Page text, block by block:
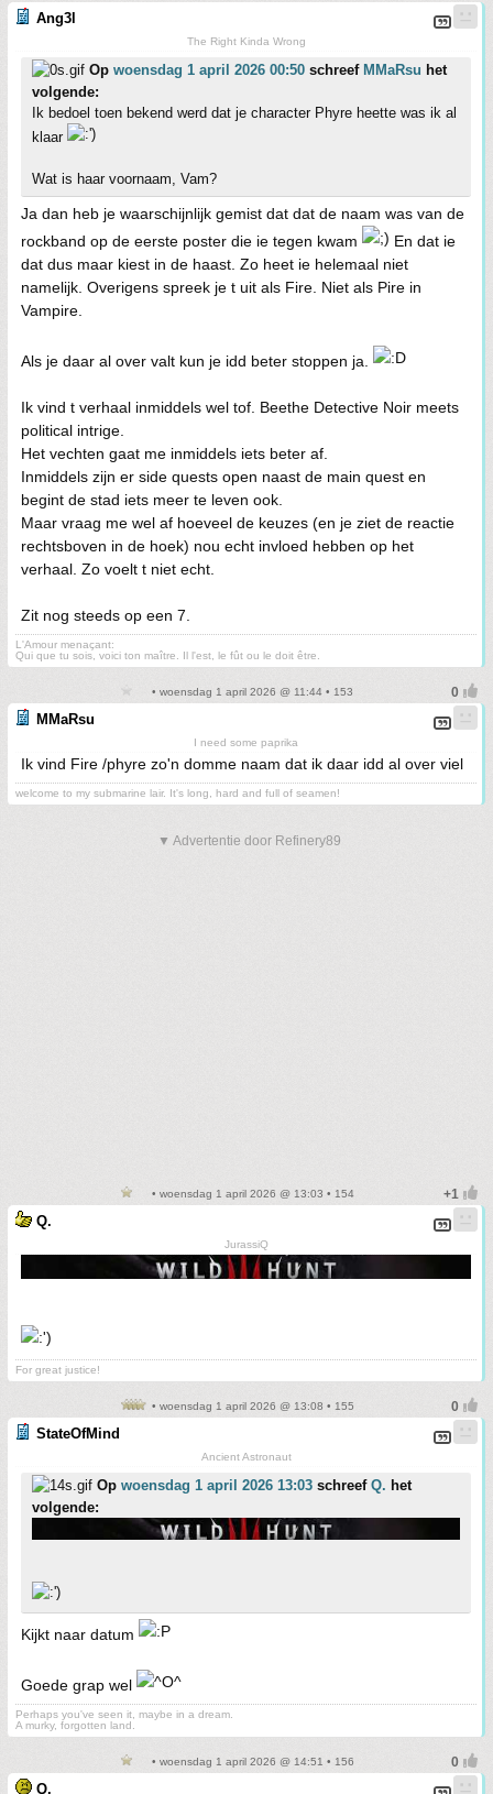
Ang3l
The Right Kinda Wrong
Op woensdag 1 april 2026 00:50 schreef MMaRsu het
volgende:
Ik bedoel toen bekend werd dat je character Phyre heette was ik al
klaar
Wat is haar voornaam, Vam?
Ja dan heb je waarschijnlijk gemist dat dat de naam was van de
rockband op de eerste poster die ie tegen kwam
En dat ie
dat dus maar kiest in de haast. Zo heet ie helemaal niet
namelijk. Overigens spreek je t uit als Fire. Niet als Pire in
Vampire.
Als je daar al over valt kun je idd beter stoppen ja.
Ik vind t verhaal inmiddels wel tof. Beethe Detective Noir meets
political intrige.
Het vechten gaat me inmiddels iets beter af.
Inmiddels zijn er side quests open naast de main quest en
begint de stad iets meer te leven ook.
Maar vraag me wel af hoeveel de keuzes (en je ziet de reactie
rechtsboven in de hoek) nou echt invloed hebben op het
verhaal. Zo voelt t niet echt.
Zit nog steeds op een 7.
L'Amour menaçant:
Qui que tu sois, voici ton maître. Il l'est, le fût ou le doit être.
• woensdag 1 april 2026 @ 11:44 • 153
MMaRsu
I need some paprika
Ik vind Fire /phyre zo'n domme naam dat ik daar idd al over viel
welcome to my submarine lair. It's long, hard and full of seamen!
▼ Advertentie door Refinery89
• woensdag 1 april 2026 @ 13:03 • 154
Q.
JurassiQ
For great justice!
• woensdag 1 april 2026 @ 13:08 • 155
StateOfMind
Ancient Astronaut
Op woensdag 1 april 2026 13:03 schreef Q. het
volgende:
Kijkt naar datum
Goede grap wel
Perhaps you've seen it, maybe in a dream.
A murky, forgotten land.
• woensdag 1 april 2026 @ 14:51 • 156
Q.